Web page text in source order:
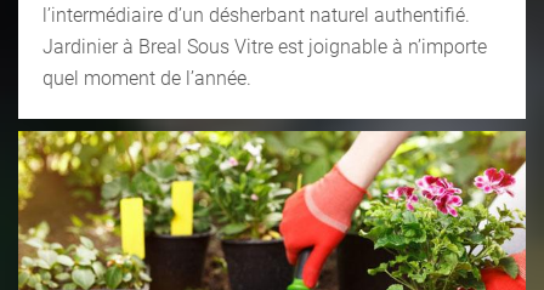
l’intermédiaire d’un désherbant naturel authentifié.
Jardinier à Breal Sous Vitre est joignable à n’importe
quel moment de l’année.